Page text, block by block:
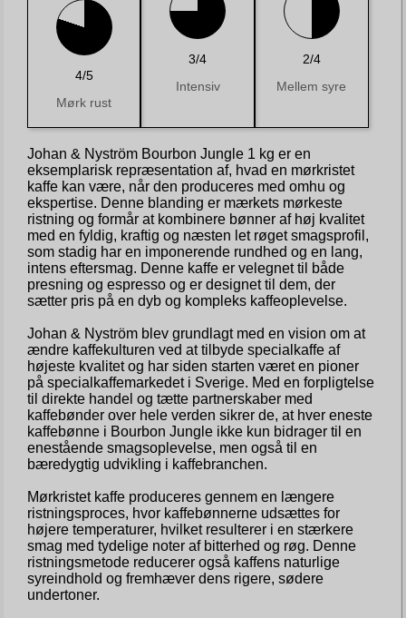
4/5
Mørk rust
3/4
Intensiv
2/4
Mellem syre
Johan & Nyström Bourbon Jungle 1 kg er en
eksemplarisk repræsentation af, hvad en mørkristet
kaffe kan være, når den produceres med omhu og
ekspertise. Denne blanding er mærkets mørkeste
ristning og formår at kombinere bønner af høj kvalitet
med en fyldig, kraftig og næsten let røget smagsprofil,
som stadig har en imponerende rundhed og en lang,
intens eftersmag. Denne kaffe er velegnet til både
presning og espresso og er designet til dem, der
sætter pris på en dyb og kompleks kaffeoplevelse.
Johan & Nyström blev grundlagt med en vision om at
ændre kaffekulturen ved at tilbyde specialkaffe af
højeste kvalitet og har siden starten været en pioner
på specialkaffemarkedet i Sverige. Med en forpligtelse
til direkte handel og tætte partnerskaber med
kaffebønder over hele verden sikrer de, at hver eneste
kaffebønne i Bourbon Jungle ikke kun bidrager til en
enestående smagsoplevelse, men også til en
bæredygtig udvikling i kaffebranchen.
Mørkristet kaffe produceres gennem en længere
ristningsproces, hvor kaffebønnerne udsættes for
højere temperaturer, hvilket resulterer i en stærkere
smag med tydelige noter af bitterhed og røg. Denne
ristningsmetode reducerer også kaffens naturlige
syreindhold og fremhæver dens rigere, sødere
undertoner.